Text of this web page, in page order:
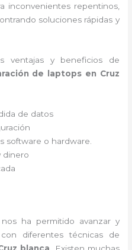
inconvenientes repentinos,
soluciones rápidas y
ventajas y beneficios de
de laptops en Cruz
de datos
software o hardware
dinero
ha permitido avanzar y
diferentes técnicas de